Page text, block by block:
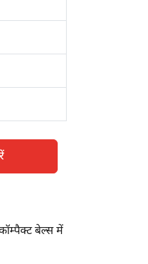
बेल्स में